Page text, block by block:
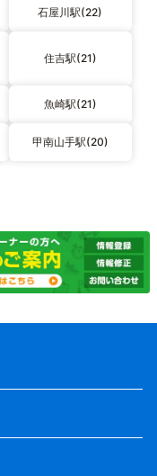
石屋川駅(22)
住吉駅(21)
魚崎駅(21)
甲南山手駅(20)